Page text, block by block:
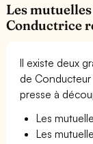
Les
Conductrice
Il existe deux
de
presse à
Les
Les